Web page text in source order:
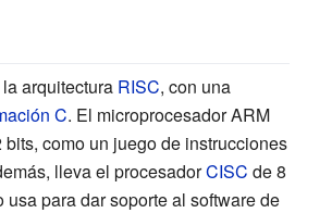
arquitectura RISC, con una
C. El microprocesador ARM
como un juego de instrucciones
lleva el procesadorCISC de 8
para dar soporte al software de